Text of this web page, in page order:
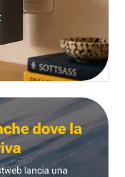
dove la
lancia una